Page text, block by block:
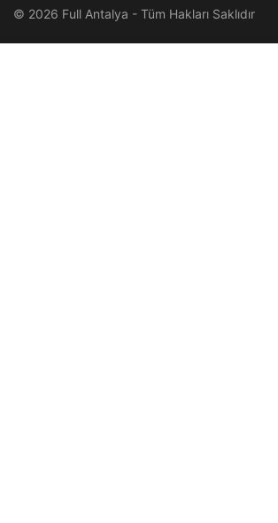
© 2026 Full Antalya - Tüm Hakları Saklıdır